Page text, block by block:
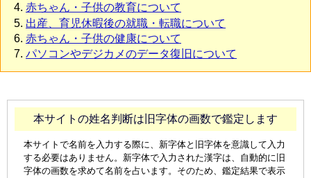
赤ちゃん・子供の教育について
出産、育児休暇後の就職・転職について
赤ちゃん・子供の健康について
パソコンやデジカメのデータ復旧について
本サイトの姓名判断は旧字体の画数で鑑定します
本サイトで名前を入力する際に、新字体と旧字体を意識して入力
する必要はありません。新字体で入力された漢字は、自動的に旧
字体の画数を求めて名前を占います。そのため、鑑定結果で表示